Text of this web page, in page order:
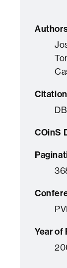
COinS
Year of